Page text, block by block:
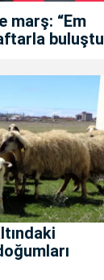
marş: “Em
buluştu